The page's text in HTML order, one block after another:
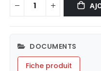
DOCUMENTS
Fiche produit